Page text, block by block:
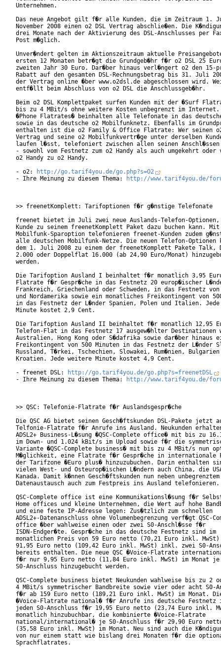
Unternehmen.
Das neue Angebot gilt f�r alle Kunden, die im Zeitraum 1.
November 2008 einen o2 DSL Vertrag abschlie�en. Die
drei Monate nach der Aktivierung des DSL-Anschlusses per
Post m�glich.
Unver�ndert gelten im Aktionszeitraum aktuelle
ersten 12 Monaten betr�gt die Grundgeb�hr f�r o2 DSL 25
zweiten Jahr 30 Euro. Dar�ber hinaus verl�ngert o2 den 15-
Rabatt auf den gesamten DSL-Rechnungsbetrag bis 31. Juli
der Vertrag online �ber www.o2dsl.de abgeschlossen wird.
entf�llt beim Abschluss von o2 DSL die
Beim o2 DSL Komplettpaket surfen Kunden mit der �Surf
bis zu 4 MBit/s ohne weitere Kosten unbegrenzt im Internet.
�Phone Flatrates� beinhalten alle Telefonate in das
sowie in das deutsche o2 Mobilfunknetz. Ebenfalls im
enthalten ist die o2 Family & Office Flatrate: Wer seinen o2
Vertrag und seine o2 Mobilfunkvertr�ge unter derselben
laufen l�sst, telefoniert zwischen allen seinen Anschl�ssen
- sowohl vom Festnetz zum o2 Handy als auch umgekehrt oder
o2 Handy zu o2 Handy.
- o2:
http://go.tarif4you.de/go.php?s=O2
- Ihre Meinung zu diesem Thema:
http://www.tarif4you.de/
>> freenetKomplett: Tarifoptionen f�r g�nstige Telefonate
freenet bietet im Juli zwei neue Auslands-Telefon-
Kunde zu seinem freenetKomplett Paket dazu buchen kann.
Mobilfunk-Sparoption telefonieren freenet-Kunden zudem
alle deutschen Mobilfunk-Netze. Die neuen Telefon-Optionen
dem 1. Juli 2008 zu einem der freenetKomplett Pakete Talk,
2.000 oder Doppelflat 16.000 (ab 24,90 Euro/Monat)
werden.
Die Tarifoption Ausland I beinhaltet f�r monatlich 3,95
Flatrate f�r Gespr�che in das Festnetz 20 europ�ischer
Frankreich, Griechenland oder Schweden, in das Festnetz von
und Nordamerika sowie ein monatliches Freikontingent von
in das Festnetz der L�nder Spanien, Polen und Italien.
Minute kostet 2,9 Cent.
Die Tarifoption Ausland II beinhaltet f�r monatlich 12,95
Telefon-Flat in das Festnetz 17 ausgew�hlter Destinationen
Australien, Hong Kong oder S�dafrika sowie dar�ber hinaus
Freikontingent von 500 Minuten in das Festnetz der L�nder
Russland, T�rkei, Tschechien, Slowakei, Rum�nien, Bulgarien
Kroatien. Jede weitere Minute kostet 4,9 Cent.
- freenet DSL:
http://go.tarif4you.de/go.php?s=freenetDSL
- Ihre Meinung zu diesem Thema:
http://www.tarif4you.de/
>> QSC: Telefonie-Flatrate f�r Auslandsgespr�che
Die QSC AG bietet seinen Gesch�ftskunden DSL-Pakete jetzt
Telfonie-Flatrate f�r Anrufe ins Ausland. Neukunden
ADSL2+ Business-L�sung �QSC-Complete office� mit bis zu
im Down- und 1.024 kBit/s im Upload sowie f�r die
Variante �QSC-Complete business� mit bis zu 4 MBit/s nun
M�glichkeit, eine Flatrate f�r Gespr�che in internationale
der Tarifzone �Euro plus� hinzuzubuchen. Darin enthalten
vielen West- und Osteurop�ischen L�ndern auch China, die
Kanada. Damit k�nnen Gesch�ftskunden nun neben unbegrenztem
Datenaustausch auch zum Festpreis ins Ausland
QSC-Complete office ist eine Kommunikationsl�sung f�r
Home offices und kleine Unternehmen, die Wert auf hohe
und eine feste IP-Adresse legen: Zus�tzlich zum schnellen
ADSL2+-Datenanschluss ohne Volumenbegrenzung verf�gt QSC-
office �ber wahlweise einen oder zwei S0-Anschl�sse f�r
ISDN-Endger�te. Gespr�che in das deutsche Festnetz sind im
monatlichen Preis von 59 Euro netto (70,21 Euro inkl. MwSt)
91,95 Euro netto (109,42 Euro inkl. MwSt) inkl. zwei S0-
bereits enthalten. Die neue QSC �Voice-Flatrate
f�r nur 9,95 Euro netto (11,84 Euro inkl. MwSt) im Monat je
S0-Anschluss hinzugebucht werden.
QSC-Complete business bietet Neukunden wahlweise bis zu 2
4 MBit/s symmetrischer Bandbreite sowie vier oder acht S0-
f�r ab 159 Euro netto (189,21 Euro inkl. MwSt) im Monat.
�Voice-Flatrate national� f�r Anrufe ins deutsche
jeden S0-Anschluss f�r 19,95 Euro netto (23,74 Euro inkl.
monatlich hinzubuchbar, die kombinierte �Voice-Flatrate
national/international� je S0-Anschluss f�r 29,90 Euro
(35,58 Euro inkl. MwSt) im Monat. Neu sind auch die
von nur einem statt wie bislang drei Monaten f�r die
Sprachflatrates.